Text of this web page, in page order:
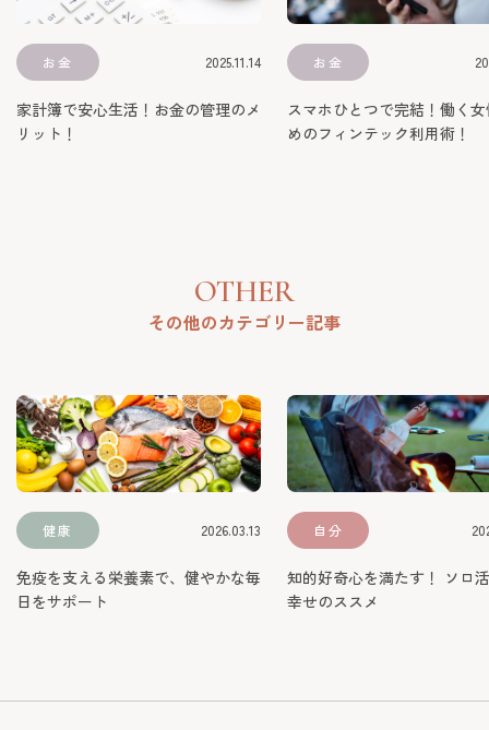
OTHER
その他のカテゴリー記事